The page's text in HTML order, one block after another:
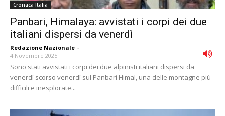
Cronaca Italia
Panbari, Himalaya: avvistati i corpi dei due
italiani dispersi da venerdì
Redazione Nazionale -
4 Novembre 2025
Sono stati avvistati i corpi dei due alpinisti italiani dispersi da
venerdì scorso venerdì sul Panbari Himal, una delle montagne più
difficili e inesplorate...